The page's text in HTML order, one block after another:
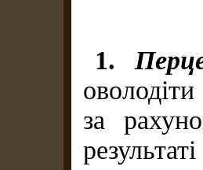
1.
за